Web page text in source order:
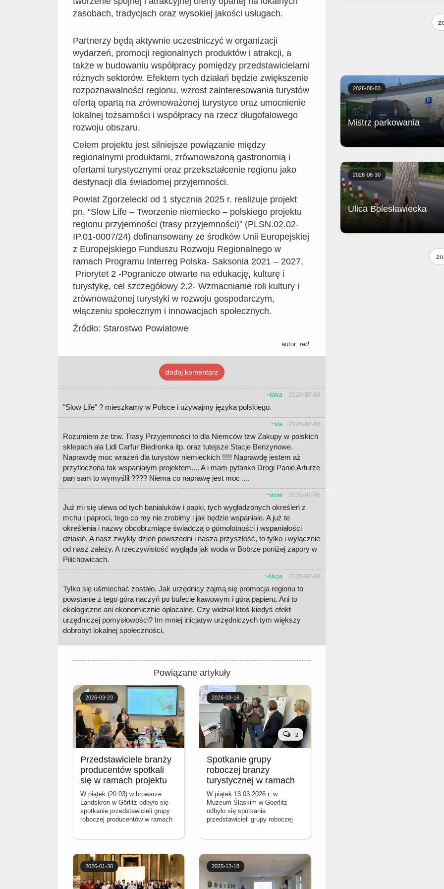
zasobach, tradycjach oraz wysokiej jakości usługach.
Partnerzy będą aktywnie uczestniczyć w organizacji
wydarzeń, promocji regionalnych produktów i atrakcji, a
także w budowaniu współpracy pomiędzy przedstawicielami
różnych sektorów. Efektem tych działań będzie zwiększenie
rozpoznawalności regionu, wzrost zainteresowania turystów
ofertą opartą na zrównoważonej turystyce oraz umocnienie
lokalnej tożsamości i współpracy na rzecz długofalowego
rozwoju obszaru.
Celem projektu jest silniejsze powiązanie między
regionalnymi produktami, zrównoważoną gastronomią i
ofertami turystycznymi oraz przekształcenie regionu jako
destynacji dla świadomej przyjemności.
Powiat Zgorzelecki od 1 stycznia 2025 r. realizuje projekt
pn. “Slow Life – Tworzenie niemiecko – polskiego projektu
regionu przyjemności (trasy przyjemności)” (PLSN.02.02-
IP.01-0007/24) dofinansowany ze środków Unii Europejskiej
z Europejskiego Funduszu Rozwoju Regionalnego w
ramach Programu Interreg Polska- Saksonia 2021 – 2027,
Priorytet 2 -Pogranicze otwarte na edukację, kulturę i
turystykę, cel szczegółowy 2.2- Wzmacnianie roli kultury i
zrównoważonej turystyki w rozwoju gospodarczym,
włączeniu społecznym i innowacjach społecznych.
Źródło: Starostwo Powiatowe
autor: red.
dodaj komentarz
~Iskra 2026-07-08
"Slow Life" ? mieszkamy w Polsce i używajmy języka polskiego.
~Iza 2026-07-08
Rozumiem że tzw. Trasy Przyjemności to dla Niemców tzw Zakupy w polskich
sklepach ala Lidl Carfur Biedronka itp. oraz tutejsze Stacje Benzynowe.
Naprawdę moc wrażeń dla turystów niemieckich !!!!! Naprawdę jestem aż
przytloczona tak wspaniałym projektem.... A i mam pytanko Drogi Panie Arturze
pan sam to wymyślił ???? Niema co naprawę jest moc ....
~wow 2026-07-08
Już mi się ulewa od tych banialuków i papki, tych wygładzonych określeń z
mchu i paproci, tego co my nie zrobimy i jak będzie wspaniale. A już te
określenia i nazwy obcobrzmiące świadczą o górnolotności i wspaniałości
działań. A nasz zwykły dzień powszedni i nasza przyszłość, to tylko i wyłącznie
od nasz zależy. A rzeczywistość wygląda jak woda w Bobrze poniżej zapory w
Pilichowicach.
~Alicja 2026-07-08
Tylko się uśmiechać zostało. Jak urzędnicy zajmą się promocja regionu to
powstanie z tego góra naczyń po bufecie kawowym i góra papieru. Ani to
ekologiczne ani ekonomicznie opłacalne. Czy widział ktoś kiedyś efekt
urzędniczej pomysłowości? Im mniej inicjatyw urzędniczych tym większy
dobrobyt lokalnej społeczności.
Powiązane artykuły
Przedstawiciele branży
producentów spotkali
się w ramach projektu
„Slow Life”
W piątek (20.03) w browarze
Landskron w Görlitz odbyło się
spotkanie przedstawicieli grupy
roboczej producentów w ramach
przyjemności)“ dofinansowanego
ze środków Unii Europejskiej z
Europejskiego Funduszu
Rozwoju Regionalnego w ramach
Programu Interreg Polska-
2026-03-23
2
Spotkanie grupy
roboczej branży
turystycznej w ramach
projektu „Slow Life”
W piątek 13.03.2026 r. w
Muzeum Śląskim w Goerlitz
odbyło się spotkanie
przedstawicieli grupy roboczej
regionu przyjemności (trasy
przyjemności)“ dofinansowanego
ze środków Unii Europejskiej z
Europejskiego Funduszu
Rozwoju Regionalnego w ramach
2026-03-16
2026-01-30 2025-12-18
frytkami, musztardą, sosem
Mistrz parkowania
2026-08-03
Ulica Bolesławiecka
jest do usunięcia. Praktycznie
środku i pochylone na jezdnię.
2026-06-30